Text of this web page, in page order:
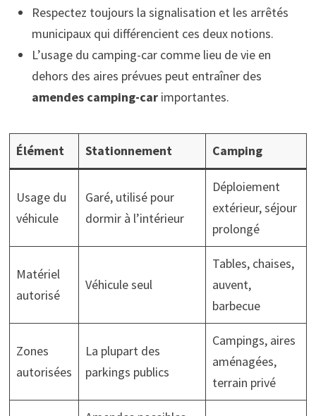
Respectez toujours la signalisation et les arrêtés
municipaux qui différencient ces deux notions.
L’usage du camping-car comme lieu de vie en
dehors des aires prévues peut entraîner des
amendes camping-carimportantes.
Élément Stationnement Camping
Usage du
véhicule
Garé, utilisé pour
dormir à l’intérieur
Déploiement
extérieur, séjour
prolongé
Matériel
autorisé
Véhicule seul
Tables, chaises,
auvent,
barbecue
Zones
autorisées
La plupart des
parkings publics
Campings, aires
aménagées,
terrain privé